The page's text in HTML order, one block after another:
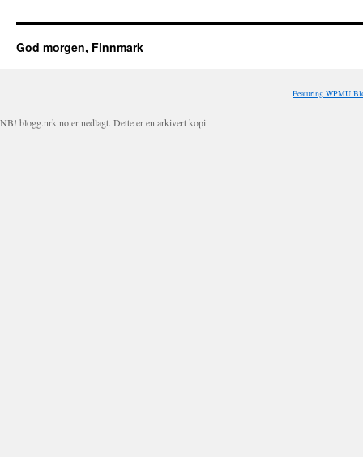
God morgen, Finnmark
Featuring WPMU
NB! blogg.nrk.no er nedlagt. Dette er en arkivert kopi